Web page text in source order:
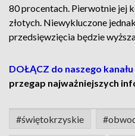
80 procentach. Pierwotnie jej
złotych. Niewykluczone
przedsięwzięcia będzie
DOŁĄCZ do naszego
przegap najważniejszych
#świętokrzyskie